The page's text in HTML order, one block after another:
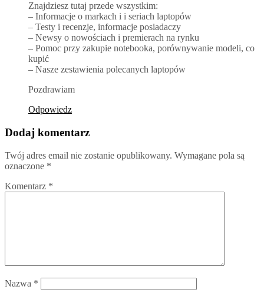
Znajdziesz tutaj przede wszystkim:
– Informacje o markach i i seriach laptopów
– Testy i recenzje, informacje posiadaczy
– Newsy o nowościach i premierach na rynku
– Pomoc przy zakupie notebooka, porównywanie modeli, co
kupić
– Nasze zestawienia polecanych laptopów
Pozdrawiam
Odpowiedz
Dodaj komentarz
Twój adres email nie zostanie opublikowany. Wymagane pola są
oznaczone *
Komentarz *
Nazwa *